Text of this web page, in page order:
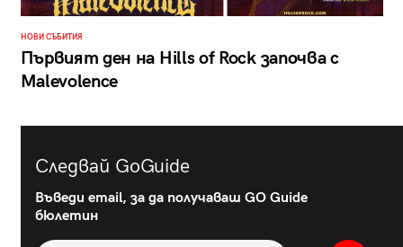
НОВИ СЪБИТИЯ
Първият ден на Hills of Rock започва с
Malevolence
Следвай GoGuide
Въведи email, за да получаваш GO Guide
бюлетин